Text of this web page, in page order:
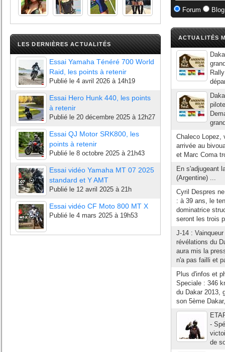
LES DERNIÈRES ACTUALITÉS
Essai Yamaha Ténéré 700 World
Raid, les points à retenir
Publié le 4 avril 2026 à 14h19
Essai Hero Hunk 440, les points
à retenir
Publié le 20 décembre 2025 à 12h27
Essai QJ Motor SRK800, les
points à retenir
Publié le 8 octobre 2025 à 21h43
Essai vidéo Yamaha MT 07 2025
standard et Y AMT
Publié le 12 avril 2025 à 21h
Essai vidéo CF Moto 800 MT X
Publié le 4 mars 2025 à 19h53
Forum
ACTUALITÉS
Chaleco Lopez,
arrivée au
et Marc Coma
En s'adjugeant
(Argentine) ...
Cyril Despres
: à 39 ans, le
dominatrice
seront les trois
J-14 :
révélations du
aura mis la
n'a pas failli et
Plus d'infos et
Speciale : 346
du Dakar 2013,
son 5ème
-
de